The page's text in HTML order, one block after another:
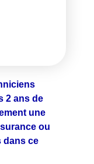
2 ans de
une
ou
dans ce